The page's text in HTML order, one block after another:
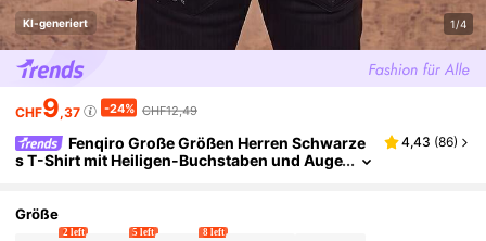
KI-generiert 1/4
CHF9,37 -24% CHF12,49
Fenqiro Große Größen Herren Schwarze
s T-Shirt mit Heiligen-Buchstaben und Auge
4,43 (86)
Größe
2 left 5 left 8 left